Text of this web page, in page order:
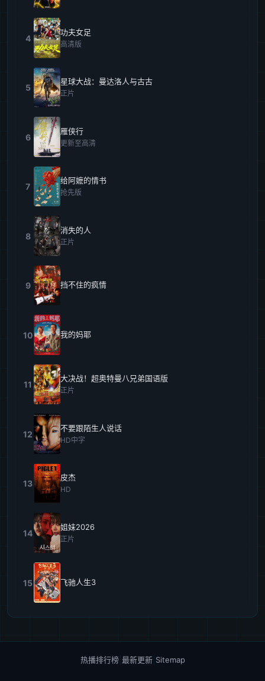
4
功夫女足
高清版
5
星球大战：曼达洛人与古古
正片
6
雁侠行
更新至高清
7
给阿嬷的情书
抢先版
8
消失的人
正片
9 挡不住的疯情
10 我的妈耶
11
大决战！超奥特曼八兄弟国语版
正片
12
不要跟陌生人说话
HD中字
13
皮杰
HD
14
姐妹2026
正片
15 飞驰人生3
热播排行榜| 最新更新| Sitemap